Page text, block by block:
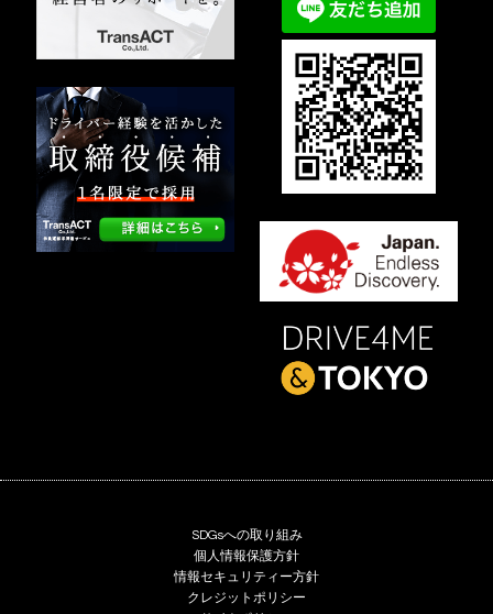
SDGsへの取り組み
個人情報保護方針
情報セキュリティー方針
クレジットポリシー